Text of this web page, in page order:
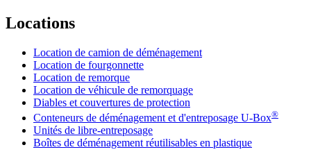
Locations
Location de camion de déménagement
Location de fourgonnette
Location de remorque
Location de véhicule de remorquage
Diables et couvertures de protection
Conteneurs de déménagement et d'entreposage U-Box®
Unités de libre-entreposage
Boîtes de déménagement réutilisables en plastique